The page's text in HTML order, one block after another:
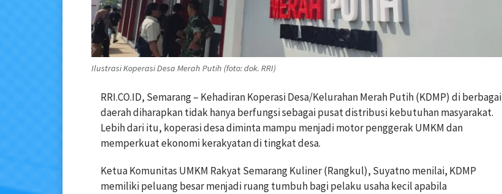
Ilustrasi Koperasi Desa Merah Putih (foto: dok. RRI)
RRI.CO.ID, Semarang – Kehadiran Koperasi Desa/Kelurahan Merah Putih (KDMP) di berbagai
daerah diharapkan tidak hanya berfungsi sebagai pusat distribusi kebutuhan masyarakat.
Lebih dari itu, koperasi desa diminta mampu menjadi motor penggerak UMKM dan
memperkuat ekonomi kerakyatan di tingkat desa.
Ketua Komunitas UMKM Rakyat Semarang Kuliner (Rangkul), Suyatno menilai, KDMP
memiliki peluang besar menjadi ruang tumbuh bagi pelaku usaha kecil apabila